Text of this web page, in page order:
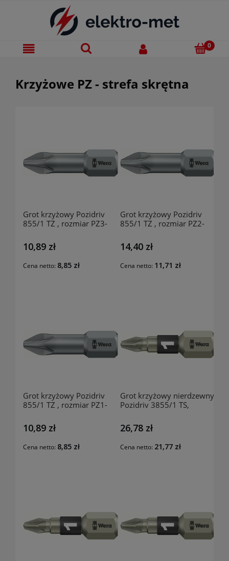
Krzyżowe PZ - strefa skrętna
Grot krzyżowy Pozidriv
855/1 TZ , rozmiar PZ3-
10,89 zł
Cena netto: 8,85 zł
Grot krzyżowy Pozidriv
855/1 TZ , rozmiar PZ2-
14,40 zł
Cena netto: 11,71 zł
Grot krzyżowy Pozidriv
855/1 TZ , rozmiar PZ1-
10,89 zł
Cena netto: 8,85 zł
Grot krzyżowy nierdzewny
Pozidriv 3855/1 TS,
144240306 WERA
26,78 zł
Cena netto: 21,77 zł